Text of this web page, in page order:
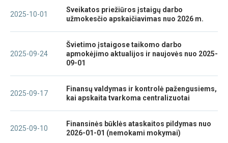
2025-10-01
Sveikatos priežiūros įstaigų darbo
užmokesčio apskaičiavimas nuo 2026 m.
2025-09-24
Švietimo įstaigose taikomo darbo
apmokėjimo aktualijos ir naujovės nuo 2025-
09-01
2025-09-17
Finansų valdymas ir kontrolė pažengusiems,
kai apskaita tvarkoma centralizuotai
2025-09-10
Finansinės būklės ataskaitos pildymas nuo
2026-01-01 (nemokami mokymai)